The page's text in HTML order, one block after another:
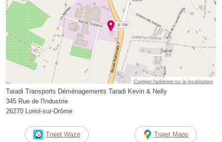
Corriger l’adresse ou la localisation
Taradi Transports Déménagements Taradi Kevin & Nelly
345 Rue de l'Industrie
26270 Loriol-sur-Drôme
Trajet Waze Trajet Maps